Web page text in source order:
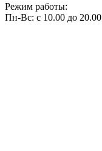
Режим работы:
Пн-Вс: с 10.00 до 20.00